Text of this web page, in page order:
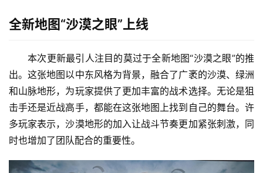
全新地图“沙漠之眼”上线
本次更新最引人注目的莫过于全新地图“沙漠之眼”的推
出。这张地图以中东风格为背景，融合了广袤的沙漠、绿洲
和山脉地形，为玩家提供了更加丰富的战术选择。无论是狙
击手还是近战高手，都能在这张地图上找到自己的舞台。许
多玩家表示，沙漠地形的加入让战斗节奏更加紧张刺激，同
时也增加了团队配合的重要性。